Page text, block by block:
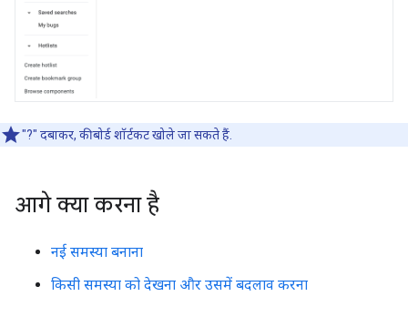
"?" दबाकर, कीबोर्ड शॉर्टकट खोले जा सकते हैं.
आगे क्या करना है
नई समस्या बनाना
किसी समस्या को देखना और उसमें बदलाव करना